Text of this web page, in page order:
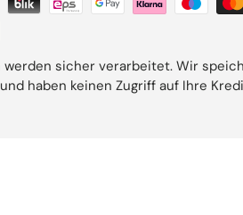
werden sicher verarbeitet. Wir
haben keinen Zugriff auf Ihre